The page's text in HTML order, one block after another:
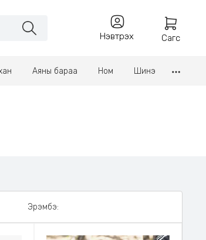
Нэвтрэх Сагс
Аяны бараа Ном Шинэ
Эрэмбэ: